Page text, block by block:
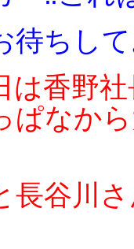
待ちし
は香野
ぱなか
長谷川